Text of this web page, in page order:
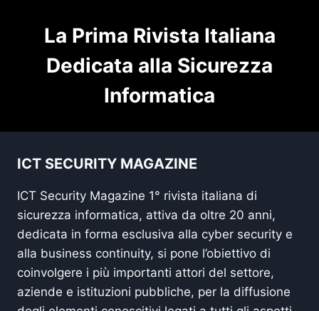
La Prima Rivista Italiana
Dedicata alla Sicurezza
Informatica
ICT SECURITY MAGAZINE
ICT Security Magazine 1° rivista italiana di
sicurezza informatica, attiva da oltre 20 anni,
dedicata in forma esclusiva alla cyber security e
alla business continuity, si pone l’obiettivo di
coinvolgere i più importanti attori del settore,
aziende e istituzioni pubbliche, per la diffusione